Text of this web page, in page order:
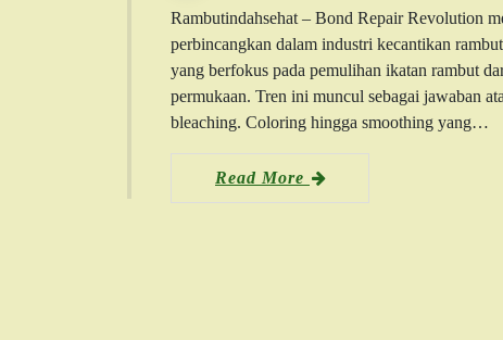
Rambutindahsehat – Bond Repair Revolution
perbincangkan dalam industri kecantikan
yang berfokus pada pemulihan ikatan rambut
permukaan. Tren ini muncul sebagai jawaban
bleaching. Coloring hingga smoothing yang…
Read More